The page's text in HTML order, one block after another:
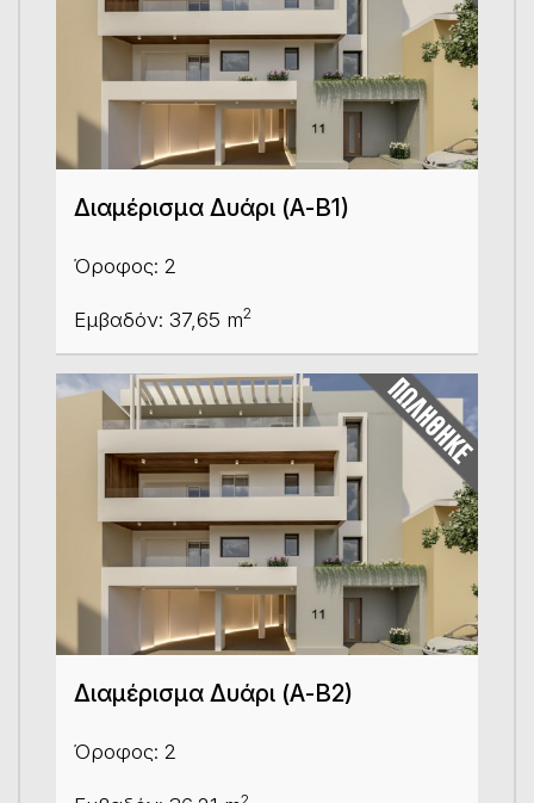
Διαμέρισμα Δυάρι (Α-Β1)
Όροφος: 2
Εμβαδόν: 37,65 m2
Διαμέρισμα Δυάρι (Α-Β2)
Όροφος: 2